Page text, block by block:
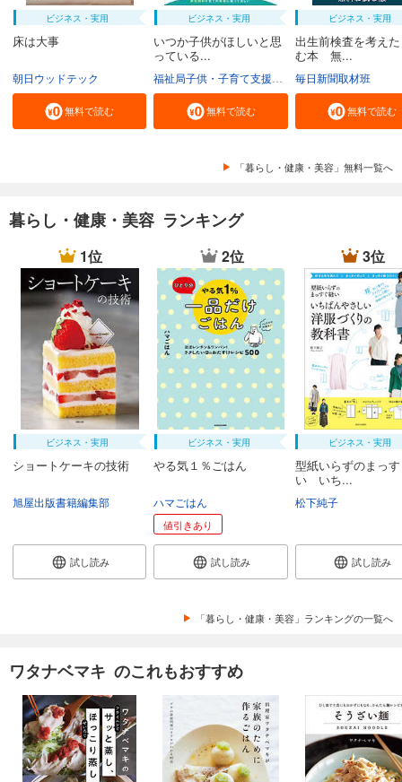
ビジネス・実用
床は大事
朝日ウッドテック
無料で読む
ビジネス・実用
いつか子供がほしいと思
っている...
東京都
無料で読む
ビジネス・実用
出生前検査を考え
む本 無...
毎日新聞取材班
無料で読む
「暮らし・健康・美容」無料一覧へ
暮らし・健康・美容 ランキング
1位
ビジネス・実用
ショートケーキの技術
旭屋出版書籍編集部
試し読み
2位
ビジネス・実用
やる気１％ごはん
ハマごはん
値引きあり
試し読み
3位
ビジネス・実用
型紙いらずのまっ
い いち...
松下純子
試し読み
「暮らし・健康・美容」ランキングの一覧へ
ワタナベマキ のこれもおすすめ